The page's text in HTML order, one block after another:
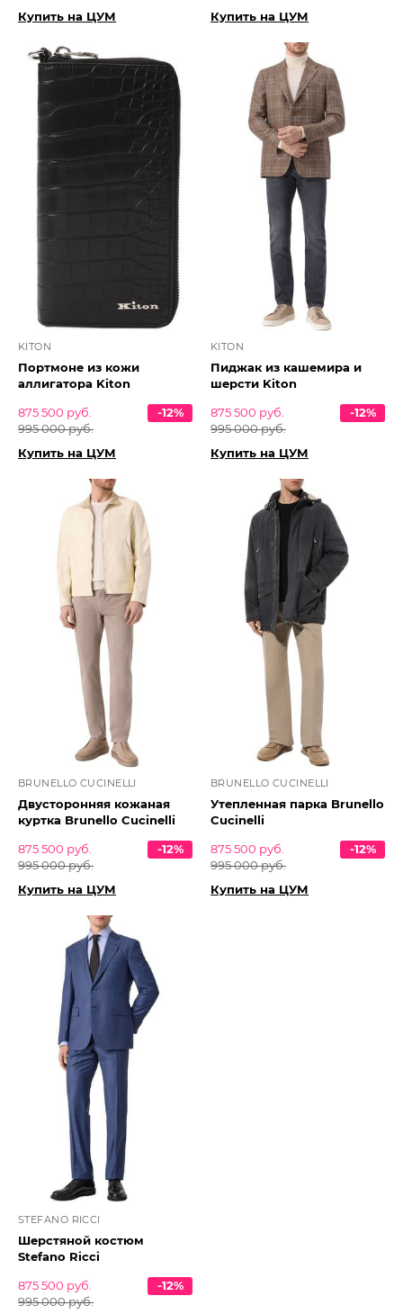
Купить на ЦУМ Купить на ЦУМ
KITON
Портмоне из кожи
аллигатора Kiton
875 500 руб.
995 000 руб.
-12%
Купить на ЦУМ
KITON
Пиджак из кашемира и
шерсти Kiton
875 500 руб.
995 000 руб.
-12%
Купить на ЦУМ
BRUNELLO CUCINELLI
Двусторонняя кожаная
куртка Brunello Cucinelli
875 500 руб.
995 000 руб.
-12%
Купить на ЦУМ
BRUNELLO CUCINELLI
Утепленная парка Brunello
Cucinelli
875 500 руб.
995 000 руб.
-12%
Купить на ЦУМ
STEFANO RICCI
Шерстяной костюм
Stefano Ricci
875 500 руб.
995 000 руб.
-12%